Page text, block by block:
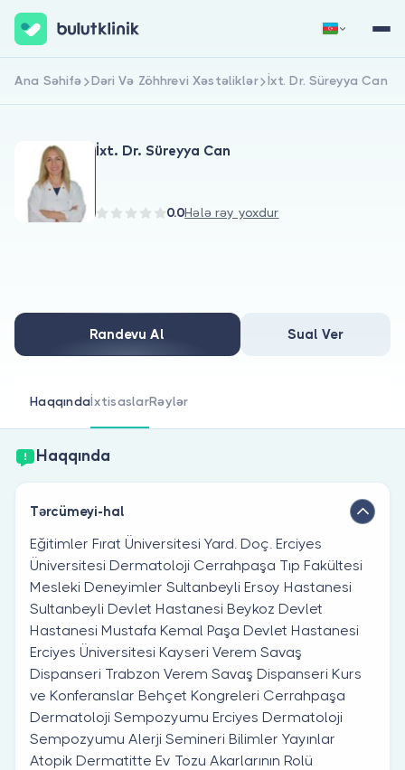
Həkimlər üçün
Həkim siniz?
Qeydiyyat Daxil Ol
Ana Səhifə Dəri Və Zöhhrevi Xəstəliklər İxt. Dr. Süreyya Can
İxt. Dr. Süreyya Can
0.0Hələ rəy yoxdur
Randevu Al Sual Ver
HaqqındaİxtisaslarRəylər
Haqqında
Tərcümeyi-hal
Eğitimler Fırat Üniversitesi Yard. Doç. Erciyes
Üniversitesi Dermatoloji Cerrahpaşa Tıp Fakültesi
Mesleki Deneyimler Sultanbeyli Ersoy Hastanesi
Sultanbeyli Devlet Hastanesi Beykoz Devlet
Hastanesi Mustafa Kemal Paşa Devlet Hastanesi
Erciyes Üniversitesi Kayseri Verem Savaş
Dispanseri Trabzon Verem Savaş Dispanseri Kurs
ve Konferanslar Behçet Kongreleri Cerrahpaşa
Dermatoloji Sempozyumu Erciyes Dermatoloji
Sempozyumu Alerji Semineri Bilimler Yayınlar
Atopik Dermatitte Ev Tozu Akarlarının Rolü